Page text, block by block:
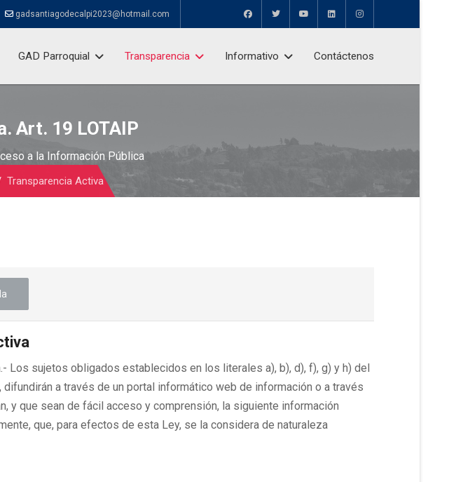
gadsantiagodecalpi2023@hotmail.com
GAD Parroquial Transparencia Informativo Contáctenos
Art. 19 LOTAIP
a la Información Pública
Transparencia Activa
Los sujetos obligados establecidos en los literales a), b), d), f), g) y h) del
a través de un portal informático web de información o a través
y que sean de fácil acceso y comprensión, la siguiente información
que, para efectos de esta Ley, se la considera de naturaleza